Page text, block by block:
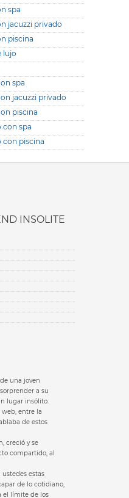
spa
jacuzzi privado
piscina
lujo
spa
jacuzzi privado
piscina
spa
piscina
INSOLITE
una joven
a su
lugar insólito.
entre la
de estos
creció y se
compartido, al
estas
de lo cotidiano,
el límite de los